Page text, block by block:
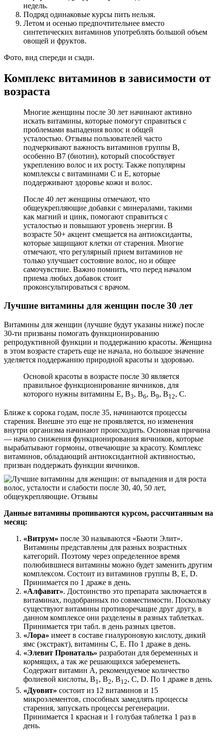
недель.
Подряд одинаковые курсы пить нельзя.
Летом и осенью предпочтительнее вместо
синтетических витаминов употреблять большой объем
овощей и фруктов.
Фото, вид спереди и сзади.
Комплекс витаминов в зависимости от
возраста
Многие женщины после 30 лет начинают активно
искать витамины, которые помогут справиться с
проблемами выпадения волос и общей
усталостью. Отзывы пользователей часто
подчеркивают важность витаминов группы B,
особенно B7 (биотин), который способствует
укреплению волос и их росту. Также популярны
комплексы с витаминами C и E, которые
поддерживают здоровье кожи и волос.
После 40 лет женщины отмечают, что
общеукрепляющие добавки с минералами, такими
как магний и цинк, помогают справиться с
усталостью и повышают уровень энергии. В
возрасте 50+ акцент смещается на антиоксиданты,
которые защищают клетки от старения. Многие
отмечают, что регулярный прием витаминов не
только улучшает состояние волос, но и общее
самочувствие. Важно помнить, что перед началом
приема любых добавок стоит
проконсультироваться с врачом.
Лучшие витамины для женщин после 30 лет
Витамины для женщин (лучшие будут указаны ниже) после
30-ти призваны помогать функционированию
репродуктивной функции и поддержанию красоты. Женщина
в этом возрасте стареть еще не начала, но большое значение
уделяется поддержанию природной красоты и здоровью.
Основой красоты в возрасте после 30 является
правильное функционирование яичников, для
которого нужны витамины Е, В3, В6, В9, В12, С.
Ближе к сорока годам, после 35, начинаются процессы
старения. Внешне это еще не проявляется, но изменения
внутри организма начинают происходить. Основная причина
— начало снижения функционирования яичников, которые
вырабатывают гормоны, отвечающие за красоту. Комплекс
витаминов, обладающий антиоксидантной активностью,
призван поддержать функции яичников.
Данные витамины пропиваются курсом, рассчитанным на
месяц:
«Витрум» после 30 называются «Бьюти Элит».
Витамины представлены для разных возрастных
категорий. Поэтому через определенное время
полюбившиеся витамины можно будет заменить другим
комплексом. Состоит из витаминов группы В, Е, D.
Принимается по 1 драже в день.
«Алфавит». Достоинство это препарата заключается в
витаминах, подобранных по совместимости. Поскольку
существуют витамины противоречащие друг другу, в
данном комплексе они разделены в разных таблетках.
Принимается три табл. в день разных цветов.
«Лора» имеет в составе гиалуроновую кислоту, дикий
ямс (экстракт), витамины С, Е. По 1 драже в день.
«Элевит Пронаталь» разработан для беременных и
кормящих, а так же решающихся забеременеть.
Содержит витамин А, рекомендуемое количество
фолиевой кислоты, В1, В2, В12, С, D. По 1 драже в день.
«Дуовит» состоит из 12 витаминов и 15
микроэлементов, способных замедлять процессы
старения, запускать процессы регенерации.
Принимается 1 красная и 1 голубая таблетка 1 раз в
день.